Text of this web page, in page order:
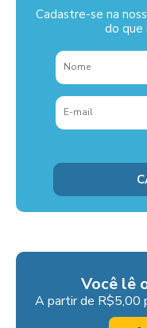
Cadastre-se na
do que
Você lê
A partir de R$5,00